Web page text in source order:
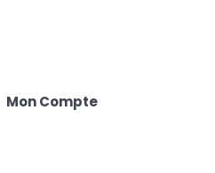
Mon Compte